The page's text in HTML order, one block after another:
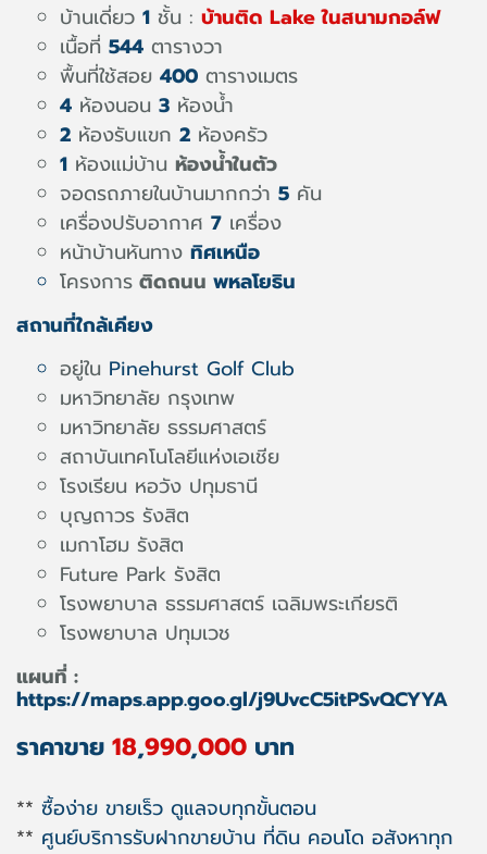
บ้านเดี่ยว 1 ชั้น : บ้านติด Lake ในสนามกอล์ฟ
เนื้อที่ 544 ตารางวา
พื้นที่ใช้สอย 400 ตารางเมตร
4 ห้องนอน 3 ห้องน้ำ
2 ห้องรับแขก 2 ห้องครัว
1 ห้องแม่บ้าน ห้องน้ำในตัว
จอดรถภายในบ้านมากกว่า 5 คัน
เครื่องปรับอากาศ 7 เครื่อง
หน้าบ้านหันทาง ทิศเหนือ
โครงการ ติดถนน พหลโยธิน
สถานที่ใกล้เคียง
อยู่ใน Pinehurst Golf Club
มหาวิทยาลัย กรุงเทพ
มหาวิทยาลัย ธรรมศาสตร์
สถาบันเทคโนโลยีแห่งเอเชีย
โรงเรียน หอวัง ปทุมธานี
บุญถาวร รังสิต
เมกาโฮม รังสิต
Future Park รังสิต
โรงพยาบาล ธรรมศาสตร์ เฉลิมพระเกียรติ
โรงพยาบาล ปทุมเวช
แผนที่ :
https://maps.app.goo.gl/j9UvcC5itPSvQCYYA
ราคาขาย 18,990,000 บาท
** ซื้อง่าย ขายเร็ว ดูแลจบทุกขั้นตอน
** ศูนย์บริการรับฝากขายบ้าน ที่ดิน คอนโด อสังหาทุก